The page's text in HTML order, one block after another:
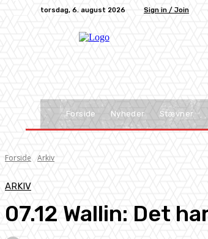
torsdag, 6. august 2026 Sign in / Join
Forside Nyheder Stævner
Forside Arkiv
ARKIV
07.12 Wallin: Det